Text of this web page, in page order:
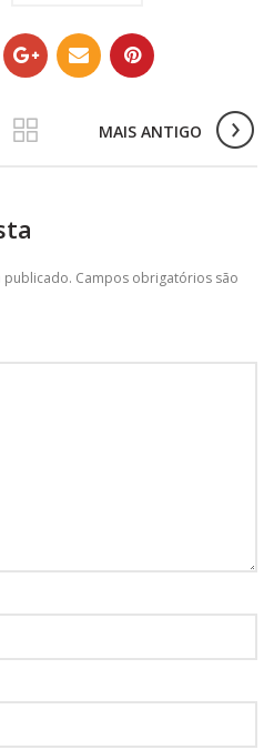
MAIS ANTIGO
publicado. Campos obrigatórios são